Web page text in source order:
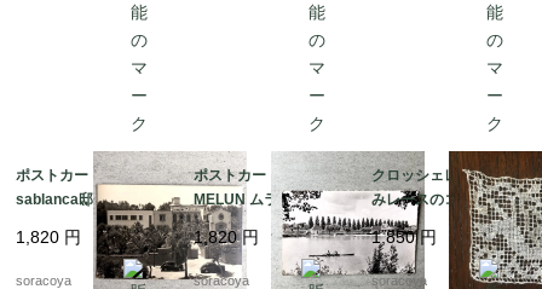
ポストカード パリ Ca
sablanca邸 建築写真 1
1,820 円
soracoya
ポストカード モノクロ
MELUN ムラン フラン
ス旅 12PSn71-5
1,820円
soracoya
クロッシェレース 手編
みレースのコースタ
ー モチーフ 12CLav
13-4
1,850円
soracoya